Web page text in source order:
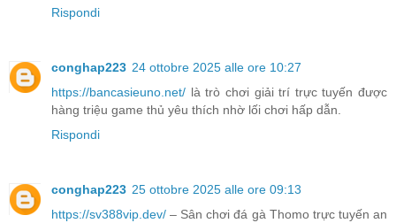
Rispondi
conghap223 24 ottobre 2025 alle ore 10:27
https://bancasieuno.net/ là trò chơi giải trí trực tuyến được
hàng triệu game thủ yêu thích nhờ lối chơi hấp dẫn.
Rispondi
conghap223 25 ottobre 2025 alle ore 09:13
https://sv388vip.dev/ – Sân chơi đá gà Thomo trực tuyến an